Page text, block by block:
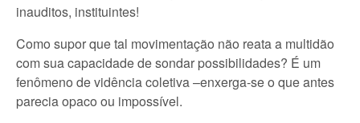
inauditos, instituintes!
Como supor que tal movimentação não reata a multidão
com sua capacidade de sondar possibilidades? É um
fenômeno de vidência coletiva –enxerga-se o que antes
parecia opaco ou impossível.